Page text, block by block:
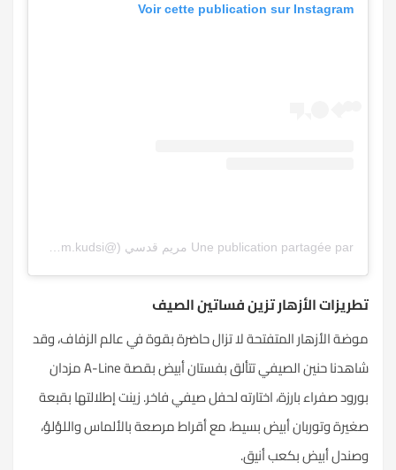
Voir cette publication sur Instagram
Une publication partagée par مريم قدسي (@mariam.kudsi)
تطريزات الأزهار تزين فساتين الصيف
موضة الأزهار المتفتحة لا تزال حاضرة بقوة في عالم الزفاف، وقد
شاهدنا حنين الصيفي تتألق بفستان أبيض بقصة A-Line مزدان
بورود صفراء بارزة، اختارته لحفل صيفي فاخر. زينت إطلالتها بقبعة
صغيرة وتوربان أبيض بسيط، مع أقراط مرصعة بالألماس واللؤلؤ،
وصندل أبيض بكعب أنيق.